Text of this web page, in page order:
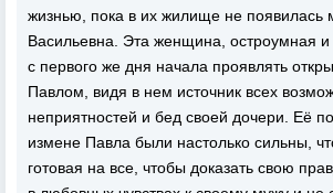
жизнью, пока в их жилище не появилась
Васильевна. Эта женщина, остроумная и
с первого же дня начала проявлять
Павлом, видя в нем источник всех
неприятностей и бед своей дочери. Её
измене Павла были настолько сильны,
готовая на все, чтобы доказать свою